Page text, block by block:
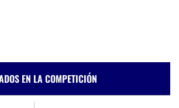
EN LA COMPETICIÓN